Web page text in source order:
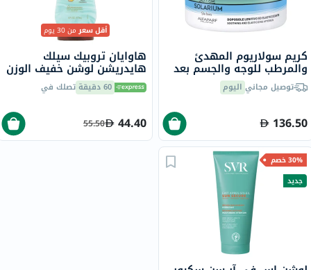
كريم سولاريوم المهدئ
والمرطب للوجه والجسم بعد
التعرض لأشعة الشمس 200
ملتوصيل مجاني اليوم
136.50
أقل سعرمن 30 يوم
هاوايان تروبيك سيلك
هايدريشن لوشن خفيف الوزن
بعد التعرض لأشعة الشمس
177 مل 60 دقيقة تصلك في
44.40
55.50
30% خصم
جديد